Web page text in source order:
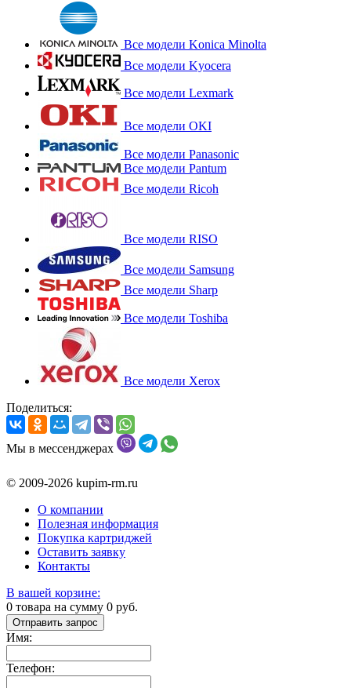
Все модели Konica Minolta
Все модели Kyocera
Все модели Lexmark
Все модели OKI
Все модели Panasonic
Все модели Pantum
Все модели Ricoh
Все модели RISO
Все модели Samsung
Все модели Sharp
Все модели Toshiba
Все модели Xerox
Поделиться:
Мы в мессенджерах
© 2009-2026 kupim-rm.ru
О компании
Полезная информация
Покупка картриджей
Оставить заявку
Контакты
В вашей корзине:
0 товара на сумму 0 руб.
Отправить запрос
Имя:
Телефон: